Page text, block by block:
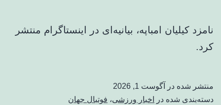
نامزد کیلیان امباپه، بیانیه‌ای در اینستاگرام منتشر
کرد.
منتشر شده در
آگوست 1, 2026
دسته‌بندی شده در
اخبار ورزشی، فوتبال جهان